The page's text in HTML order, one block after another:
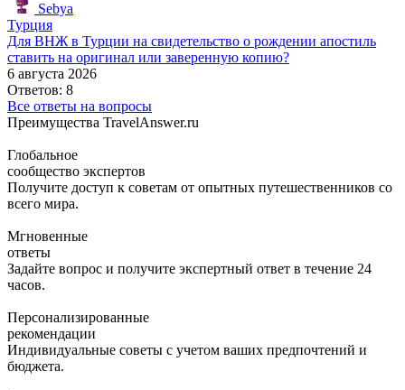
Sebya
Турция
Для ВНЖ в Турции на свидетельство о рождении апостиль
ставить на оригинал или заверенную копию?
6 августа 2026
Ответов: 8
Все ответы на вопросы
Преимущества TravelAnswer.ru
Глобальное
сообщество экспертов
Получите доступ к советам от опытных путешественников со
всего мира.
Мгновенные
ответы
Задайте вопрос и получите экспертный ответ в течение 24
часов.
Персонализированные
рекомендации
Индивидуальные советы с учетом ваших предпочтений и
бюджета.